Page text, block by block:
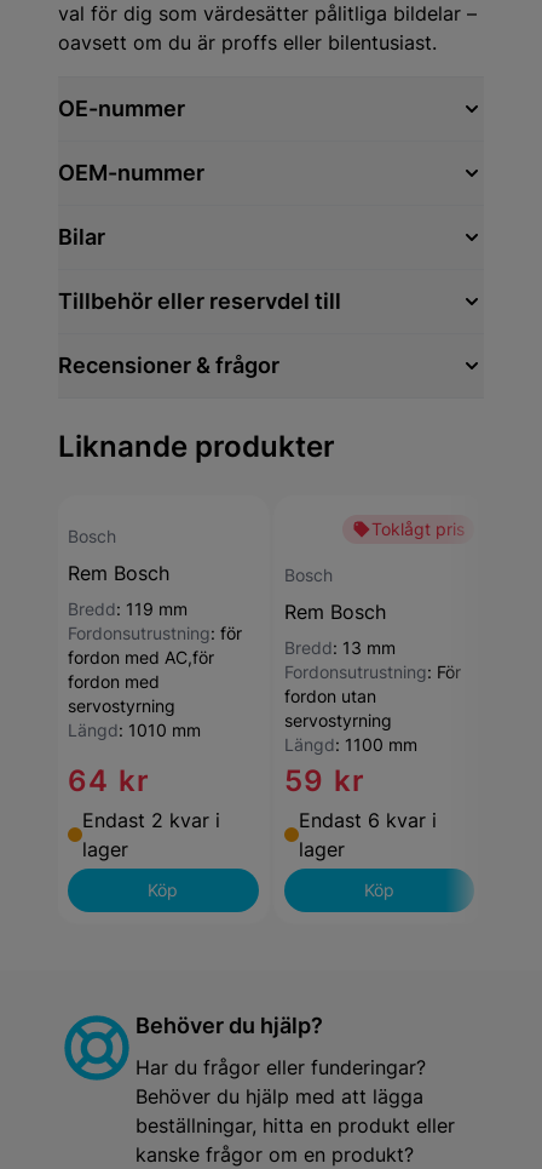
val för dig som värdesätter pålitliga bildelar –
oavsett om du är proffs eller bilentusiast.
OE-nummer
OEM-nummer
Bilar
Tillbehör eller reservdel till
Recensioner & frågor
Liknande produkter
Bosch
Rem Bosch
Bredd: 119 mm
Fordonsutrustning: för
fordon med AC,för
fordon med
servostyrning
Längd: 1010 mm
64 kr
Endast 2 kvar i
lager
Köp
Toklågt pris
Bosch
Rem Bosch
Bredd: 13 mm
Fordonsutrustning: För
fordon utan
servostyrning
Längd: 1100 mm
59 kr
Endast 6 kvar i
lager
Köp
Behöver du hjälp?
Har du frågor eller funderingar?
Behöver du hjälp med att lägga
beställningar, hitta en produkt eller
kanske frågor om en produkt?